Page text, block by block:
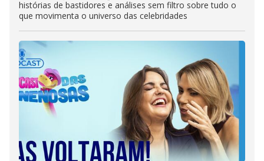
histórias de bastidores e análises sem filtro sobre tudo o
que movimenta o universo das celebridades